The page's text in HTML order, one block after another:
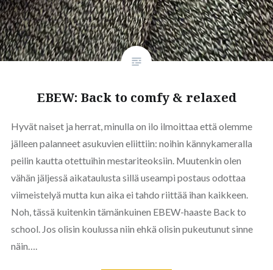
EBEW: Back to comfy & relaxed
Hyvät naiset ja herrat, minulla on ilo ilmoittaa että olemme
jälleen palanneet asukuvien eliittiin: noihin kännykameralla
peilin kautta otettuihin mestariteoksiin. Muutenkin olen
vähän jäljessä aikataulusta sillä useampi postaus odottaa
viimeistelyä mutta kun aika ei tahdo riittää ihan kaikkeen.
Noh, tässä kuitenkin tämänkuinen EBEW-haaste Back to
school. Jos olisin koulussa niin ehkä olisin pukeutunut sinne
näin….